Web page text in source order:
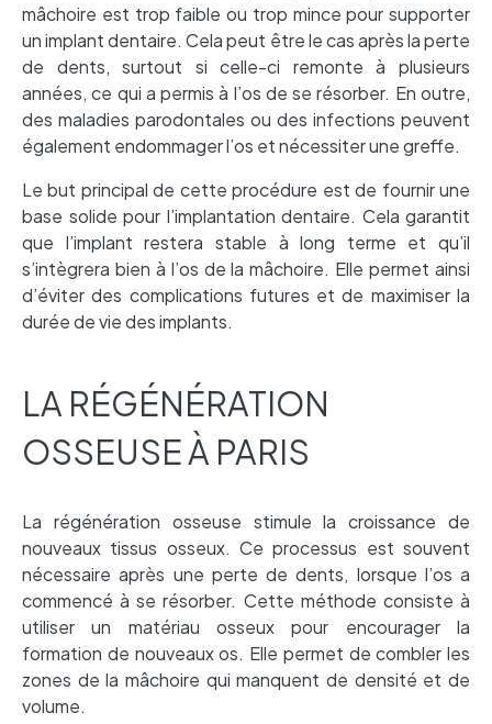
mâchoire est trop faible ou trop mince pour supporter
un implant dentaire. Cela peut être le cas après la perte
de dents, surtout si celle-ci remonte à plusieurs
années, ce qui a permis à l’os de se résorber. En outre,
des maladies parodontales ou des infections peuvent
également endommager l’os et nécessiter une greffe.
Le but principal de cette procédure est de fournir une
base solide pour l’implantation dentaire. Cela garantit
que l’implant restera stable à long terme et qu’il
s’intègrera bien à l’os de la mâchoire. Elle permet ainsi
d’éviter des complications futures et de maximiser la
durée de vie des implants.
LA RÉGÉNÉRATION
OSSEUSE À PARIS
La régénération osseuse stimule la croissance de
nouveaux tissus osseux. Ce processus est souvent
nécessaire après une perte de dents, lorsque l’os a
commencé à se résorber. Cette méthode consiste à
utiliser un matériau osseux pour encourager la
formation de nouveaux os. Elle permet de combler les
zones de la mâchoire qui manquent de densité et de
volume.